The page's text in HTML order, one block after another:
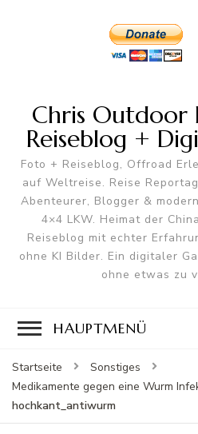
Chris Outdoor
Reiseblog +
Foto + Reiseblog, Offroad
auf Weltreise. Reise
Abenteurer, Blogger &
4×4 LKW. Heimat der
Reiseblog mit echter
ohne KI Bilder. Ein digitaler
ohne etwas zu
HAUPTMENÜ
Startseite
Sonstiges
Medikamente gegen eine Wurm
hochkant_antiwurm